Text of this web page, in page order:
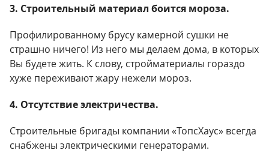
3. Строительный материал боится мороза.
Профилированному брусу камерной сушки не
страшно ничего! Из него мы делаем дома, в которых
Вы будете жить. К слову, стройматериалы гораздо
хуже переживают жару нежели мороз.
4. Отсутствие электричества.
Строительные бригады компании «ТопсХаус» всегда
снабжены электрическими генераторами.